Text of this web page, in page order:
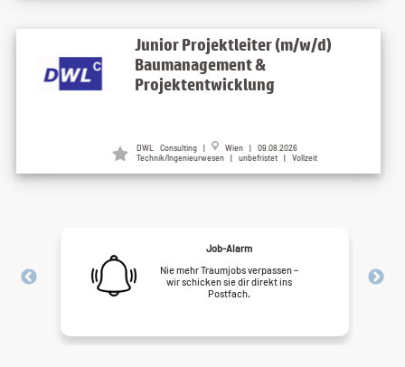
Junior Projektleiter (m/w/d)
Baumanagement &
Projektentwicklung
DWL Consulting |
Wien | 09.08.2026
Technik/Ingenieurwesen | unbefristet | Vollzeit
Job-Alarm
Nie mehr Traumjobs verpassen –
wir schicken sie dir direkt ins
Postfach.